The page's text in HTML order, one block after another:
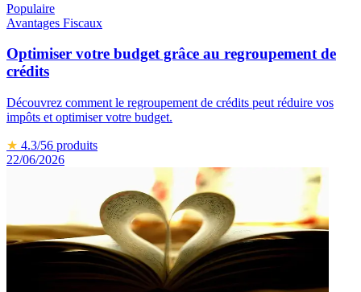
Populaire
Avantages Fiscaux
Optimiser votre budget grâce au regroupement de
crédits
Découvrez comment le regroupement de crédits peut réduire vos
impôts et optimiser votre budget.
★ 4.3/56 produits
22/06/2026